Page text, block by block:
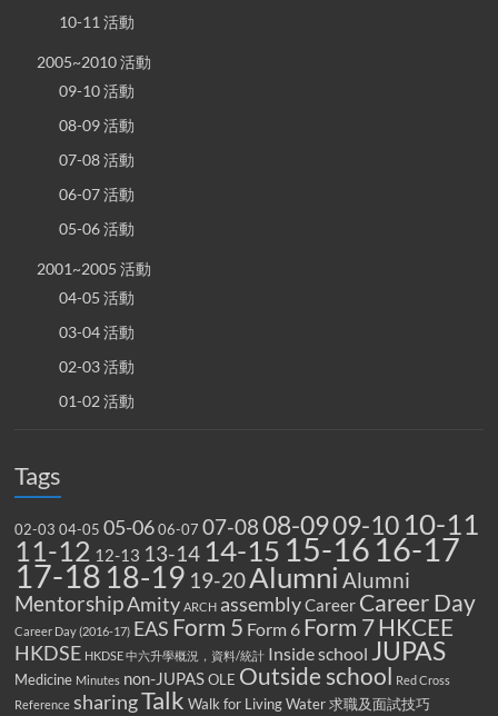
10-11 活動
2005~2010 活動
09-10 活動
08-09 活動
07-08 活動
06-07 活動
05-06 活動
2001~2005 活動
04-05 活動
03-04 活動
02-03 活動
01-02 活動
Tags
02-03 04-05 05-06 06-07 07-0808-0909-10 10-11
11-12 12-13 13-14 14-15 15-16 16-17
17-18 18-19 19-20Alumni Alumni
MentorshipAmity ARCH assemblyCareer Career Day
Career Day (2016-17) EAS Form 5 Form 6 Form 7HKCEE
HKDSE HKDSE 中六升學概況，資料/統計 Inside school JUPAS
Medicine Minutes non-JUPAS OLE Outside school Red Cross
Reference sharingTalk Walk for Living Water 求職及面試技巧